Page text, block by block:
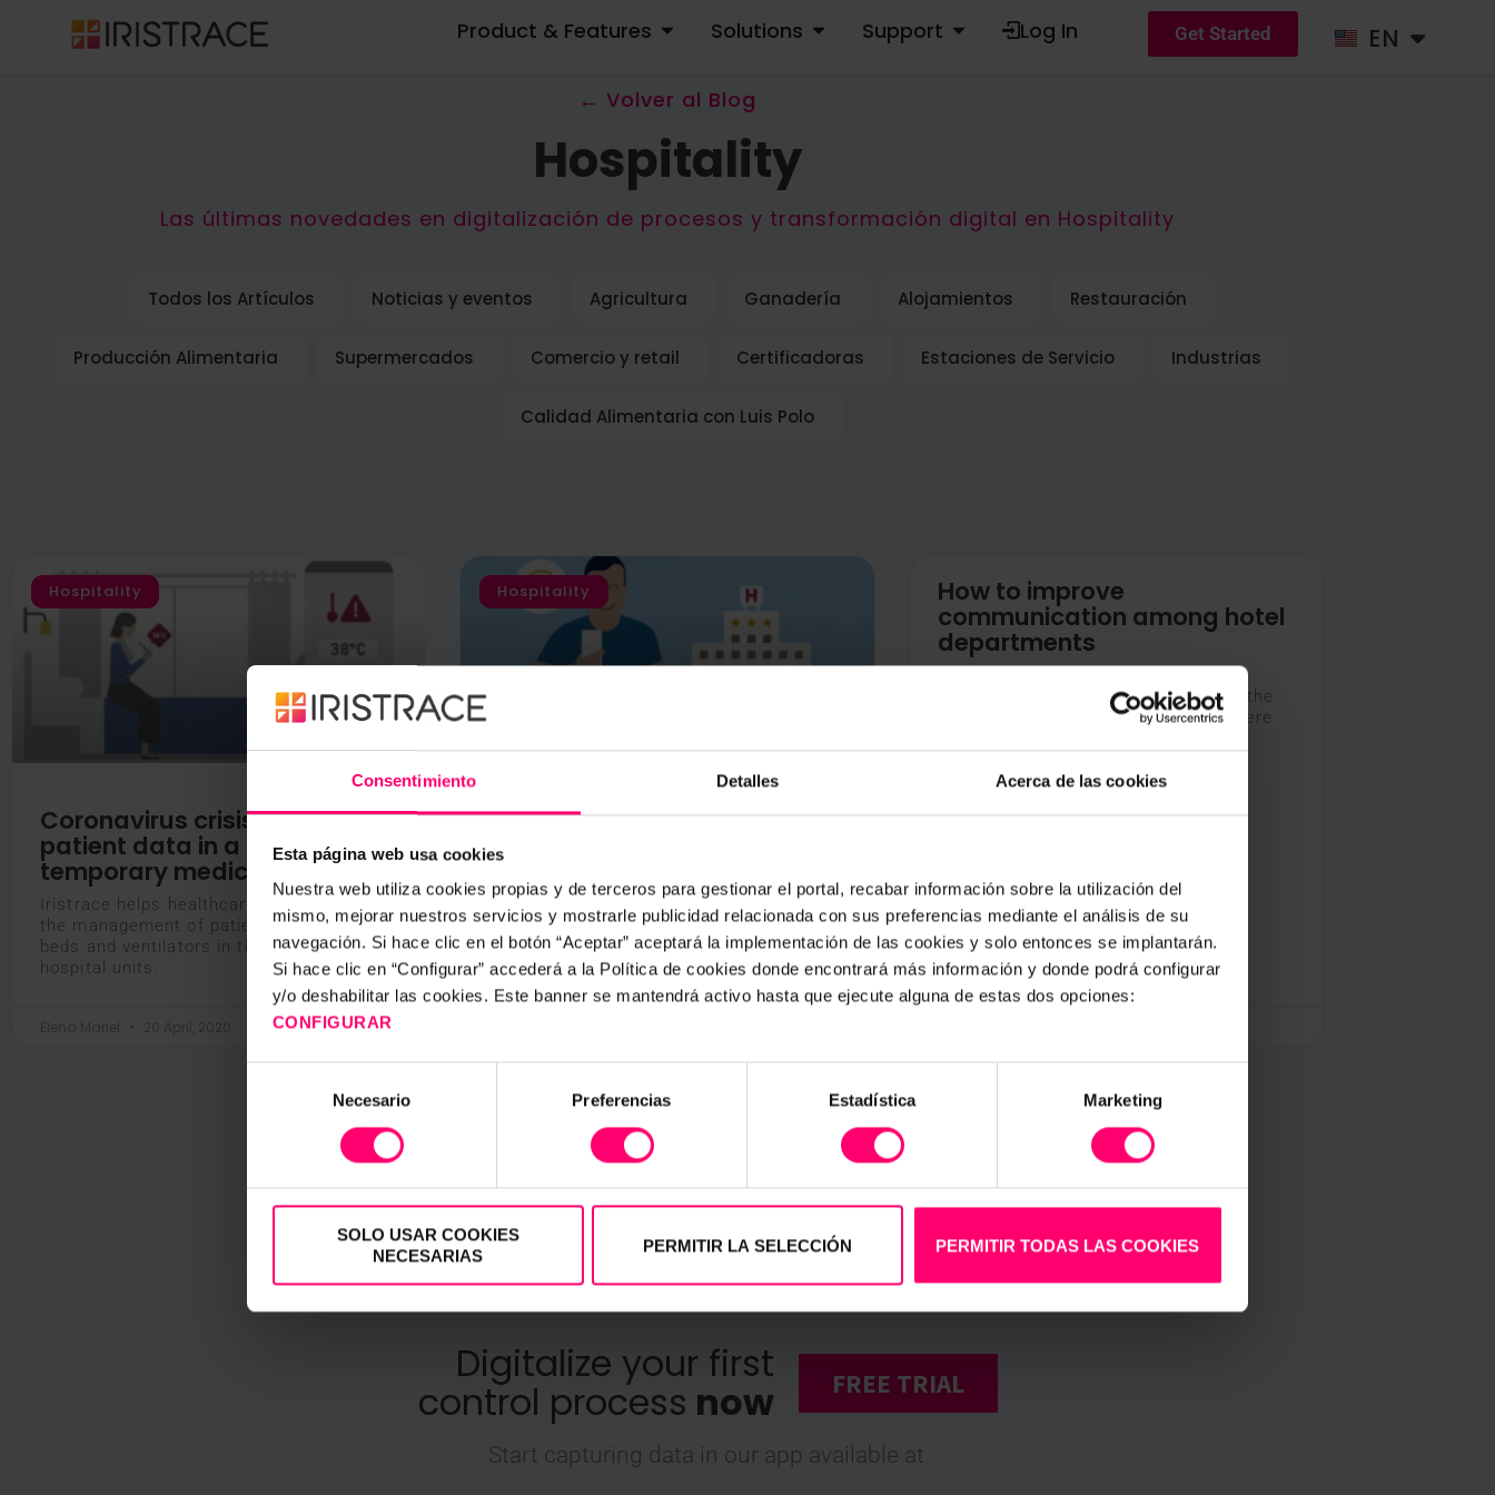
Consentimiento Detalles Acerca de las cookies
Esta página web usa cookies
Nuestra web utiliza cookies propias y de terceros para gestionar el portal, recabar información sobre la utilización del
mismo, mejorar nuestros servicios y mostrarle publicidad relacionada con sus preferencias mediante el análisis de su
navegación. Si hace clic en el botón “Aceptar” aceptará la implementación de las cookies y solo entonces se implantarán.
Si hace clic en “Configurar” accederá a la Política de cookies donde encontrará más información y donde podrá configurar
y/o deshabilitar las cookies. Este banner se mantendrá activo hasta que ejecute alguna de estas dos opciones:
CONFIGURAR
consentimiento
Necesario Preferencias Estadística Marketing
SOLO USAR COOKIES
NECESARIAS
PERMITIR LA SELECCIÓN PERMITIR TODAS LAS COOKIES
Product & Features OPEN PRODUCT & FEATURES
Solutions OPEN SOLUTIONS
Support OPEN SUPPORTLog In Get Started EN
ES
← Volver al Blog
Hospitality
Las últimas novedades en digitalización de procesos y transformación digital en Hospitality
Todos los Artículos Noticias y eventos Agricultura Ganadería Alojamientos Restauración
Producción Alimentaria Supermercados Comercio y retail Certificadoras Estaciones de Servicio Industrias
Calidad Alimentaria con Luis Polo
Hospitality
Coronavirus crisis: collecting
patient data in a hotel or a
temporary medical structure
Iristrace helps healthcare staff improve
the management of patients, available
beds and ventilators in the various COVID
hospital units.
Hospitality
The thriving influence of
customer reviews in hotels
Nowadays, and more and more frequently,
when we book a room through the
Internet, we are greatly influenced by the
opinions of other users or
How to improve
communication among hotel
departments
departments has changed a lot over the
years. The systems and tools that were
Digitalize your first
control process now FREE TRIAL
Start capturing data in our app available at